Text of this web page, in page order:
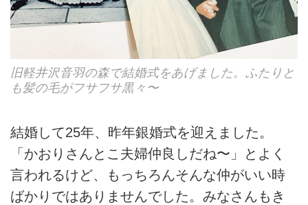
旧軽井沢音羽の森で結婚式をあげました。ふたりと
も髪の毛がフサフサ黒々〜
結婚して25年、昨年銀婚式を迎えました。
「かおりさんとこ夫婦仲良しだね〜」とよく
言われるけど、もっちろんそんな仲がいい時
ばかりではありませんでした。みなさんもき